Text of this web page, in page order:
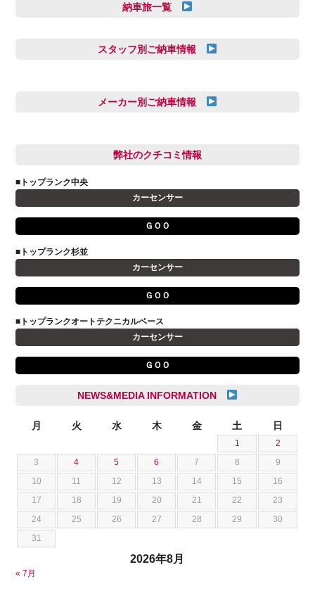
納車旅一覧
スタッフ別ご納車情報
多田 健人
小澤 孝久
小野 利公
山本 大輔
岩井 裕一
石川 成一郎
荒居 力哉
荻野 雅史
菊池 大誠
藤本 京弥
西川 諒
メーカー別ご納車情報
FIAT
JAGUAR
アストンマーティン
アルファロメオ
キャデラック
クライスラー
クライスラージープ
スズキ
ダッジ
テスラ
トヨタ
ニッサン
フェラーリ
フォルクスワーゲン
弊社のクチコミ情報
■トップランク中央
カーセンサー
ＧＯＯ
■トップランク杉並
カーセンサー
ＧＯＯ
■トップランクオートテクニカルベース
カーセンサー
ＧＯＯ
NEWS&MEDIA INFORMATION
2026年8月
月 火 水 木 金 土 日
1
2
3
4 5 6 7 8
9
10
11 12 13 14 15
16
17
18 19 20 21 22
23
24
25 26 27 28 29
30
31
« 7月